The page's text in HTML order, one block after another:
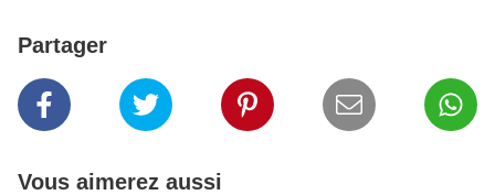
Partager
Vous aimerez aussi